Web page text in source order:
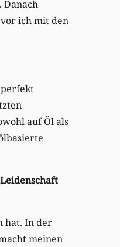
Danach
ich mit den
perfekt
auf Öl als
hat. In der
meinen